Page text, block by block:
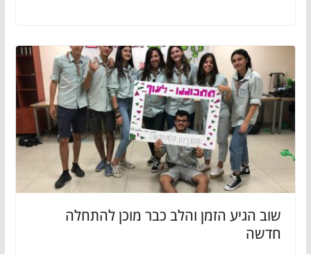
שוב הגיע הזמן והלב כבר מוכן להתחלה
חדשה